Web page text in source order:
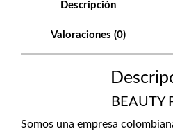
Descripción
Valoraciones (0)
BEAUTY
Somos una empresa